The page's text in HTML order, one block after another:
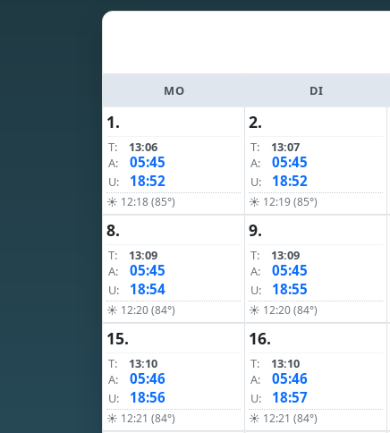
MO DI
1.
T:
13:06
A:
05:45
U: 18:52
☀ 12:18 (85°)
2.
T:
13:07
A:
05:45
U: 18:52
☀ 12:19 (85°)
8.
T:
13:09
A:
05:45
U: 18:54
☀ 12:20 (84°)
9.
T:
13:09
A:
05:45
U: 18:55
☀ 12:20 (84°)
15.
T:
13:10
A:
05:46
U: 18:56
☀ 12:21 (84°)
16.
T:
13:10
A:
05:46
U: 18:57
☀ 12:21 (84°)